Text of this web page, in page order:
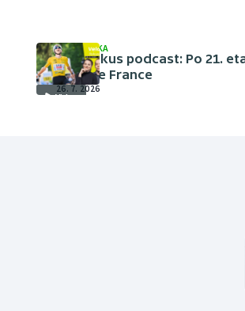
Video
CYKLISTIKA
Velo fokus podcast: Po 21.
Tour de France
26. 7. 2026